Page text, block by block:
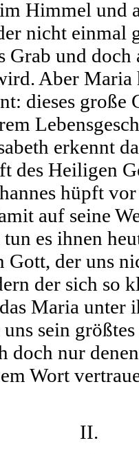
Himmel und
nicht einmal
Grab und doch
Aber Maria
dieses große
erkennt
des Heiligen
hüpft
auf seine
es ihnen
Gott, der uns
der sich so
Maria unter
sein
doch nur
Wort
II.